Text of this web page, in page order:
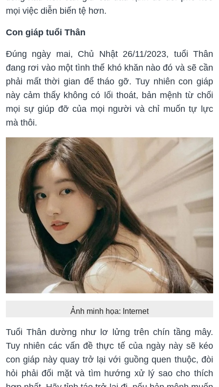
mọi việc diễn biến tệ hơn.
Con giáp tuổi Thân
Đúng ngày mai, Chủ Nhật 26/11/2023, tuổi Thân
đang rơi vào một tình thế khó khăn nào đó và sẽ cần
phải mất thời gian để tháo gỡ. Tuy nhiên con giáp
này cảm thấy không có lối thoát, bản mệnh từ chối
mọi sự giúp đỡ của mọi người và chỉ muốn tự lực
mà thôi.
Ảnh minh họa: Internet
Tuổi Thân dường như lơ lửng trên chín tầng mây.
Tuy nhiên các vấn đề thực tế của ngày này sẽ kéo
con giáp này quay trở lại với guồng quen thuộc, đòi
hỏi phải đối mặt và tìm hướng xử lý sao cho thích